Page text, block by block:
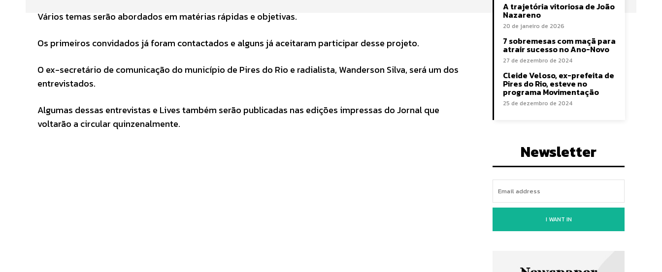
Vários temas serão abordados em matérias rápidas e objetivas.
Os primeiros convidados já foram contactados e alguns já aceitaram participar desse projeto.
O ex-secretário de comunicação do município de Pires do Rio e radialista, Wanderson Silva, será um dos
entrevistados.
Algumas dessas entrevistas e Lives também serão publicadas nas edições impressas do Jornal que
voltarão a circular quinzenalmente.
A trajetória vitoriosa de João
Nazareno
20 de janeiro de 2026
7 sobremesas com maçã para
atrair sucesso no Ano-Novo
27 de dezembro de 2024
Cleide Veloso, ex-prefeita de
Pires do Rio, esteve no
programa Movimentação
25 de dezembro de 2024
Newsletter
I WANT IN